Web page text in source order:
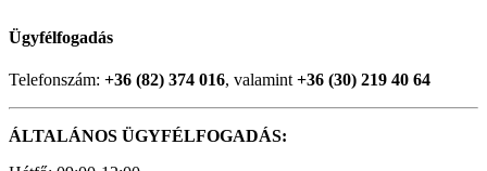
Ügyfélfogadás
Telefonszám: +36 (82) 374 016, valamint +36 (30) 219 40 64
ÁLTALÁNOS ÜGYFÉLFOGADÁS: